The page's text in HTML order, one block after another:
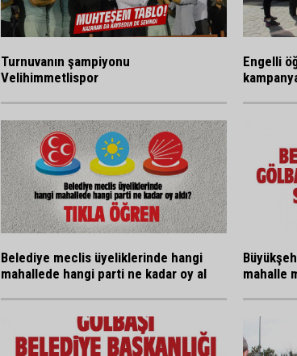
Turnuvanın şampiyonu
Velihimmetlispor
Engelli
Belediye meclis üyeliklerinde hangi
mahallede hangi parti ne kadar oy al
mahalle